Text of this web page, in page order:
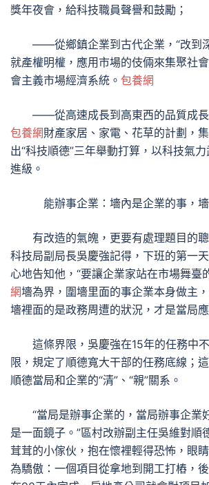
獎年夜會，給科技職員聲譽和鼓勵；
——從鄉鎮企業到古代企業，“改到深
就產權明權，應用市場的伎倆來集聚社
會主義市場經濟系統。 包養網
——從高速成長到高東西的品質成長
包養網財產家居、家電、花草的計劃，
出“科技順德”三年舉動打算，以科技氣
進級。
能辦事企業：墻內是企業的事，墻
有改造的氣魄，更要有處理題目的聰
科技局副局長吳慶強記得，下班的第一
心地告知他，“要讓企業家站在市場舞臺
網墻為界，圍墻里面的事企業本身做主
墻裡面的是政務周遭的狀況，才是當局
這條界限，吳慶強在15年的任務中不
限，規定了順德寬大干部的任務底線；
順德當局和企業的“清”、“親”關系。
“當局是辦事企業的，當局辦事企業
是一面鏡子。”區村改辦副主任吳維對順
茸茸的小傢伙，抱在懷裡輕得恐怖，眼
為驕傲：一個項目從拿地到開工打樁，